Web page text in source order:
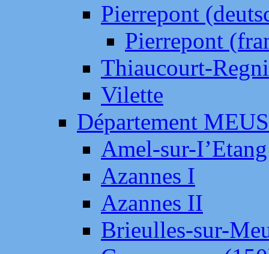
Pierrepont
Pierrepont
Thiaucourt-
Vilette
Département
Amel-sur-
Azannes I
Azannes II
Brieulles-sur-